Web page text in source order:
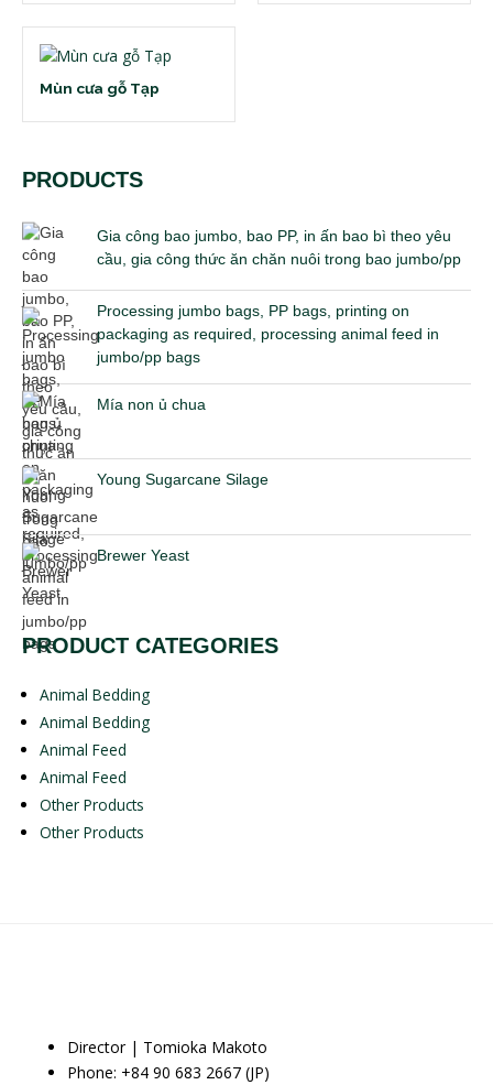
Mùn cưa gỗ Tạp
PRODUCTS
Gia công bao jumbo, bao PP, in ấn bao bì theo yêu
cầu, gia công thức ăn chăn nuôi trong bao jumbo/pp
Processing jumbo bags, PP bags, printing on
packaging as required, processing animal feed in
jumbo/pp bags
Mía non ủ chua
Young Sugarcane Silage
Brewer Yeast
PRODUCT CATEGORIES
Animal Bedding
Animal Bedding
Animal Feed
Animal Feed
Other Products
Other Products
Director | Tomioka Makoto
Phone: +84 90 683 2667 (JP)